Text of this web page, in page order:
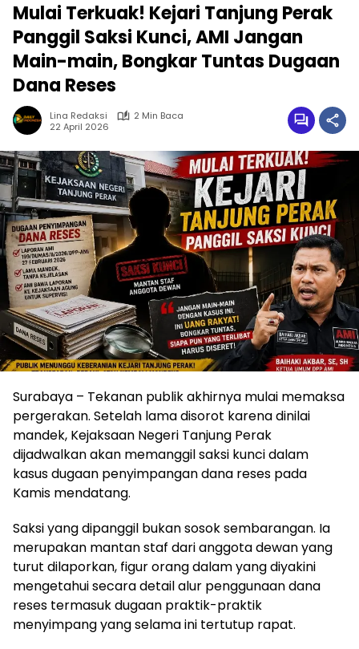
Mulai Terkuak! Kejari Tanjung Perak
Panggil Saksi Kunci, AMI Jangan
Main-main, Bongkar Tuntas Dugaan
Dana Reses
Lina Redaksi
2 Min Baca
22 April 2026
Surabaya – Tekanan publik akhirnya mulai memaksa
pergerakan. Setelah lama disorot karena dinilai
mandek, Kejaksaan Negeri Tanjung Perak
dijadwalkan akan memanggil saksi kunci dalam
kasus dugaan penyimpangan dana reses pada
Kamis mendatang.
Saksi yang dipanggil bukan sosok sembarangan. Ia
merupakan mantan staf dari anggota dewan yang
turut dilaporkan, figur orang dalam yang diyakini
mengetahui secara detail alur penggunaan dana
reses termasuk dugaan praktik-praktik
menyimpang yang selama ini tertutup rapat.